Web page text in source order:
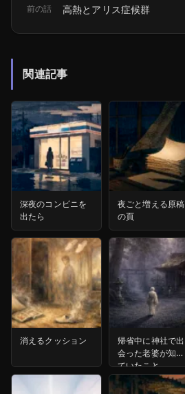
前の話 高熱とアリス症候群
関連記事
深夜のコンビニを
出たら
夜ごと増える原稿
の頁
消えるクッション
帰省中に神社で出
会った老婆が知っ
ていたこと